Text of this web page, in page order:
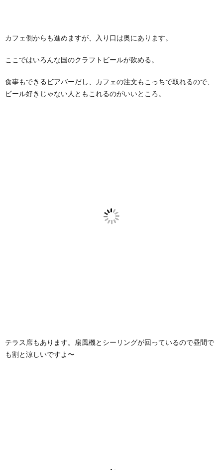
カフェ側からも進めますが、入り口は奥にあります。
ここではいろんな国のクラフトビールが飲める。
食事もできるビアバーだし、カフェの注文もこっちで取れるので、
ビール好きじゃない人ともこれるのがいいところ。
テラス席もあります。扇風機とシーリングが回っているので昼間で
も割と涼しいですよ〜